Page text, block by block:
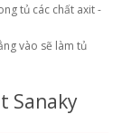
tủ các chất axit -
vào sẽ làm tủ
Sanaky